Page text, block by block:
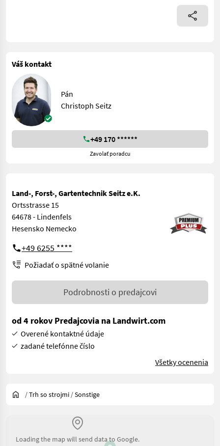
Váš kontakt
Pán
Christoph Seitz
+49 170 ******
Zavolať poradcu
Land-, Forst-, Gartentechnik Seitz e.K.
Ortsstrasse 15
64678 - Lindenfels
Hesensko Nemecko
+49 6255 ****
Požiadať o spätné volanie
Podrobnosti o predajcovi
od 4 rokov Predajcovia na Landwirt.com
Overené kontaktné údaje
zadané telefónne číslo
Všetky ocenenia
/Trh so strojmi /Sonstige
Loading the map will send data to Google.